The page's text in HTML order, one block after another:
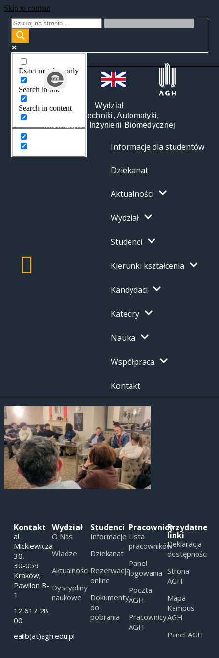
Skip to content
Exact matches only
Search in title
Search in content
Wydział
Elektrotechniki, Automatyki,
Informatyki i Inżynierii Biomedycznej
Informacje dla studentów
Dziekanat
Aktualności
Wydział
Studenci
Kierunki kształcenia
Kandydaci
Katedry
Nauka
Współpraca
Kontakt
Kontakt
al.
Mickiewicza
30,
30-059
Kraków;
Pawilon B-
1
12 617 28
00
eaiib(at)agh.edu.pl
Wydział
O Nas
Władze
Aktualności
Dyscypliny
naukowe
Studenci
Informacje
Dziekanat
Rezerwacja
online
Dokumenty
do
pobrania
Pracownicy
Lista
pracowników
Panel
logowania
Poczta
AGH
Pracownicy
AGH
Przydatne
linki
Deklaracja
dostępności
Strona
AGH
Mapa
Kampus
AGH
Panel AGH